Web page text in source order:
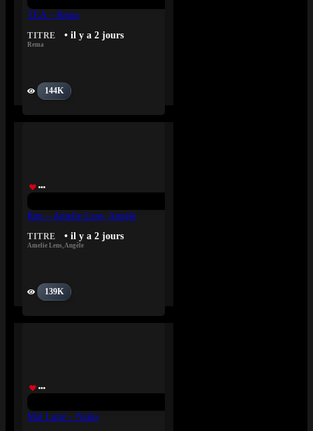
TEA – Rema
TITRE • il y a 2 jours
Rema
144K
Run – Amelie Lens, Angèle
TITRE • il y a 2 jours
Amelie Lens,Angèle
139K
Mal Luné – Niaks